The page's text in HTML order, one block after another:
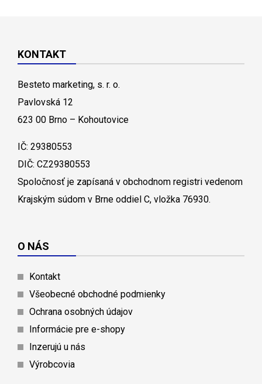
KONTAKT
Besteto marketing, s. r. o.
Pavlovská 12
623 00 Brno – Kohoutovice
IČ: 29380553
DIČ: CZ29380553
Spoločnosť je zapísaná v obchodnom registri vedenom
Krajským súdom v Brne oddiel C, vložka 76930.
O NÁS
Kontakt
Všeobecné obchodné podmienky
Ochrana osobných údajov
Informácie pre e-shopy
Inzerujú u nás
Výrobcovia